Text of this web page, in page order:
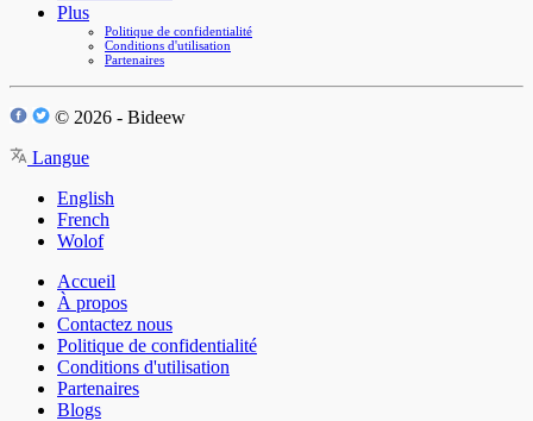
Plus
Politique de confidentialité
Conditions d'utilisation
Partenaires
© 2026 - Bideew
Langue
English
French
Wolof
Accueil
À propos
Contactez nous
Politique de confidentialité
Conditions d'utilisation
Partenaires
Blogs